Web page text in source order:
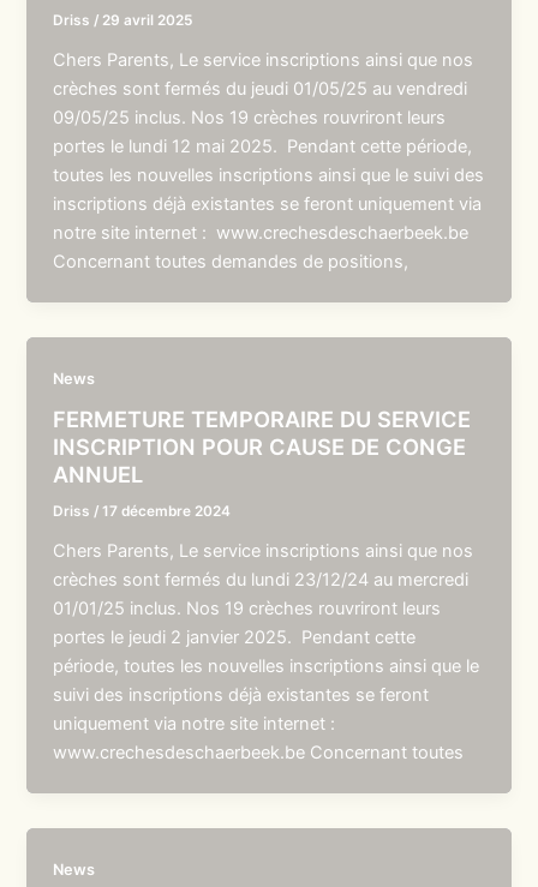
Driss / 29 avril 2025
Chers Parents, Le service inscriptions ainsi que nos
crèches sont fermés du jeudi 01/05/25 au vendredi
09/05/25 inclus. Nos 19 crèches rouvriront leurs
portes le lundi 12 mai 2025. Pendant cette période,
toutes les nouvelles inscriptions ainsi que le suivi des
inscriptions déjà existantes se feront uniquement via
notre site internet : www.crechesdeschaerbeek.be
Concernant toutes demandes de positions,
News
FERMETURE TEMPORAIRE DU SERVICE
INSCRIPTION POUR CAUSE DE CONGE
ANNUEL
Driss /17 décembre 2024
Chers Parents, Le service inscriptions ainsi que nos
crèches sont fermés du lundi 23/12/24 au mercredi
01/01/25 inclus. Nos 19 crèches rouvriront leurs
portes le jeudi 2 janvier 2025. Pendant cette
période, toutes les nouvelles inscriptions ainsi que le
suivi des inscriptions déjà existantes se feront
uniquement via notre site internet :
www.crechesdeschaerbeek.be Concernant toutes
News